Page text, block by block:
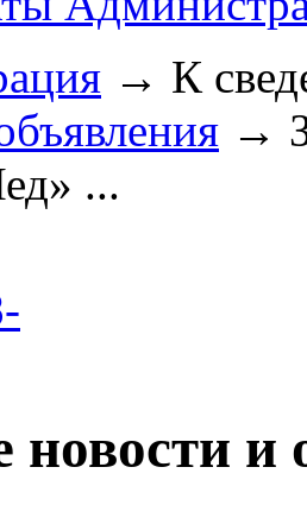
→ К
→
...
и